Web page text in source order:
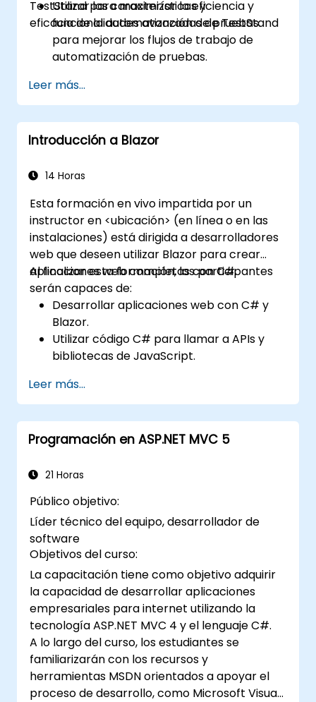
TestStand para maximizar la eficiencia y
eficacia de la automatización de pruebas.
Utilizar las características y
funcionalidades avanzadas de TestStand
para mejorar los flujos de trabajo de
automatización de pruebas.
desarrollar secuencias de pruebas
avanzadas.
Implementar técnicas avanzadas de
procesamiento de resultados e informes.
externas, sistemas y hardware.
mantenimiento, gestión, resolución de
problemas y depuración de secuencias
de pruebas complejas.
Leer más...
Introducción a Blazor
14 Horas
Esta formación en vivo impartida por un
instructor en <ubicación> (en línea o en las
instalaciones) está dirigida a desarrolladores
web que deseen utilizar Blazor para crear
aplicaciones web completas con C#.
Al finalizar esta formación, los participantes
serán capaces de:
Desarrollar aplicaciones web con C# y
Blazor.
Utilizar código C# para llamar a APIs y
bibliotecas de JavaScript.
cliente en C# directamente en un
navegador o en el servidor.
Desplegar aplicaciones web Blazor con
Azure.
Leer más...
Programación en ASP.NET MVC 5
21 Horas
Público objetivo:
Líder técnico del equipo, desarrollador de
software
Objetivos del curso:
La capacitación tiene como objetivo adquirir
la capacidad de desarrollar aplicaciones
empresariales para internet utilizando la
tecnología ASP.NET MVC 4 y el lenguaje C#.
A lo largo del curso, los estudiantes se
familiarizarán con los recursos y
herramientas MSDN orientados a apoyar el
proceso de desarrollo, como Microsoft Visual